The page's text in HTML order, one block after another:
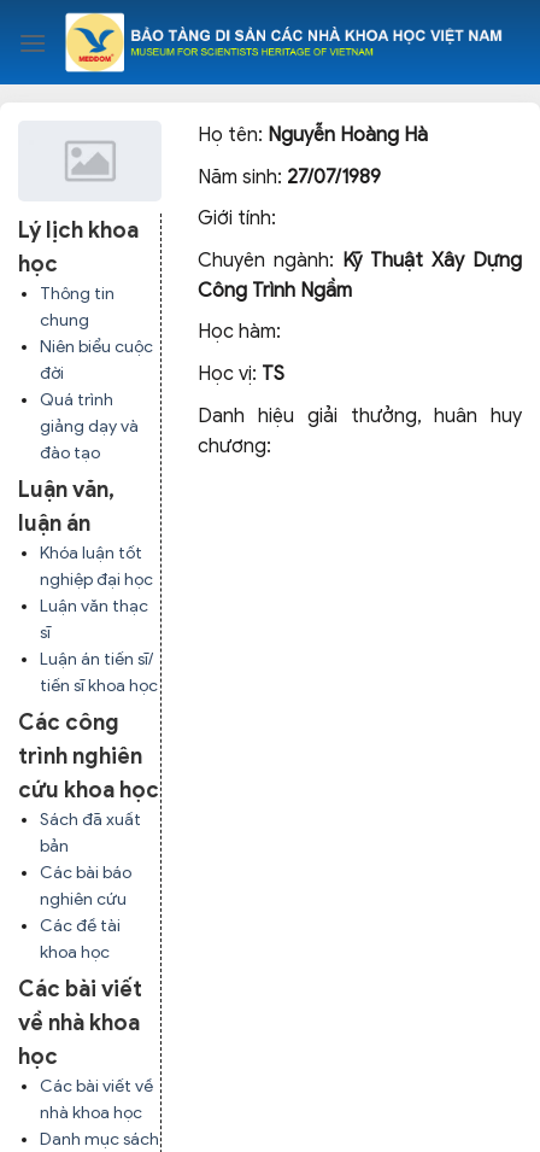
content
Lý lịch khoa
học
Thông tin
chung
Niên biểu cuộc
đời
Quá trình
giảng dạy và
đào tạo
Luận văn,
luận án
Khóa luận tốt
nghiệp đại học
Luận văn thạc
sĩ
Luận án tiến sĩ/
tiến sĩ khoa học
Các công
trình nghiên
cứu khoa học
Sách đã xuất
bản
Các bài báo
nghiên cứu
Các đề tài
khoa học
Các bài viết
về nhà khoa
học
Các bài viết về
nhà khoa học
Danh mục sách
Họ tên: Nguyễn Hoàng Hà
Năm sinh: 27/07/1989
Giới tính:
Chuyên ngành: Kỹ Thuật Xây Dựng
Công Trình Ngầm
Học hàm:
Học vị: TS
Danh hiệu giải thưởng, huân huy
chương: